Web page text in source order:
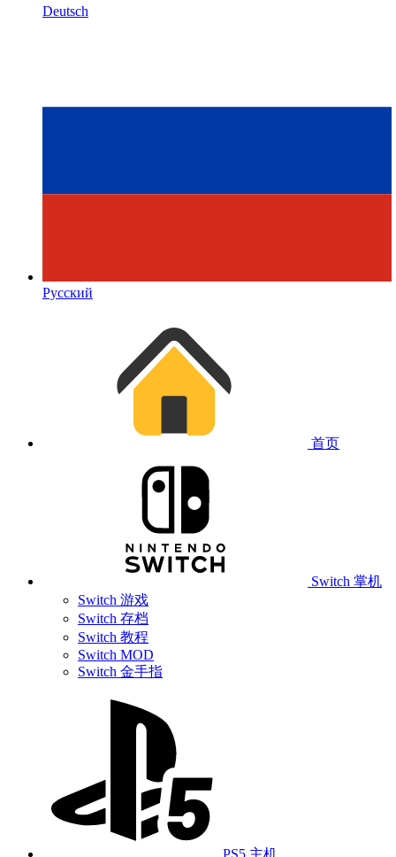
Deutsch
Русский
首页
Switch 掌机
Switch 游戏
Switch 存档
Switch 教程
Switch MOD
Switch 金手指